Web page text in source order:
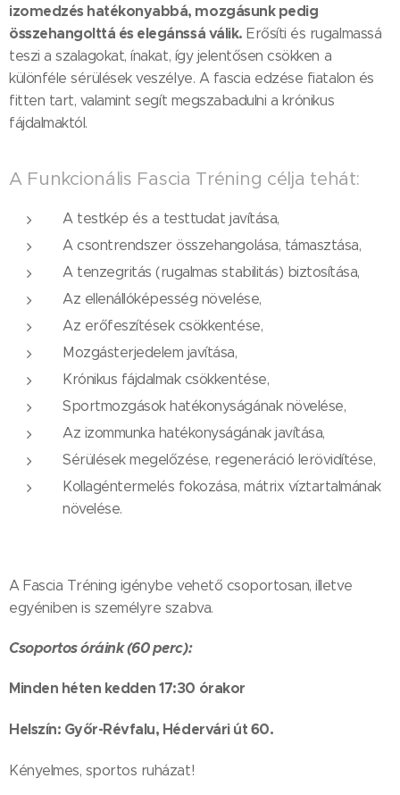
izomedzés hatékonyabbá, mozgásunk pedig
összehangolttá és elegánssá válik. Erősíti és rugalmassá
teszi a szalagokat, ínakat, így jelentősen csökken a
különféle sérülések veszélye. A fascia edzése fiatalon és
fitten tart, valamint segít megszabadulni a krónikus
fájdalmaktól.
A Funkcionális Fascia Tréning célja tehát:
A testkép és a testtudat javítása,
A csontrendszer összehangolása, támasztása,
A tenzegritás (rugalmas stabilitás) biztosítása,
Az ellenállóképesség növelése,
Az erőfeszítések csökkentése,
Mozgásterjedelem javítása,
Krónikus fájdalmak csökkentése,
Sportmozgások hatékonyságának növelése,
Az izommunka hatékonyságának javítása,
Sérülések megelőzése, regeneráció lerövidítése,
Kollagéntermelés fokozása, mátrix víztartalmának
növelése.
A Fascia Tréning igénybe vehető csoportosan, illetve
egyéniben is személyre szabva.
Csoportos óráink (60 perc):
Minden héten kedden 17:30 órakor
Helszín: Győr-Révfalu, Hédervári út 60.
Kényelmes, sportos ruházat!